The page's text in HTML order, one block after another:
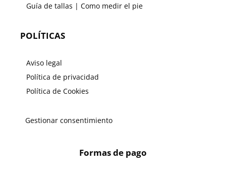
Guía de tallas | Como medir el pie
POLÍTICAS
Aviso legal
Política de privacidad
Política de Cookies
Gestionar consentimiento
Formas de pago